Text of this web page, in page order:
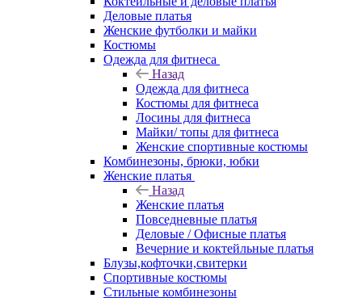
Деловые платья
Женские футболки и майки
Костюмы
Одежда для фитнеса
Назад
Одежда для фитнеса
Костюмы для фитнеса
Лосины для фитнеса
Майки/ топы для фитнеса
Женские спортивные костюмы
Комбинезоны, брюки, юбки
Женские платья
Назад
Женские платья
Повседневные платья
Деловые / Офисные платья
Вечерние и коктейльные платья
Блузы,кофточки,свитерки
Спортивные костюмы
Стильные комбинезоны